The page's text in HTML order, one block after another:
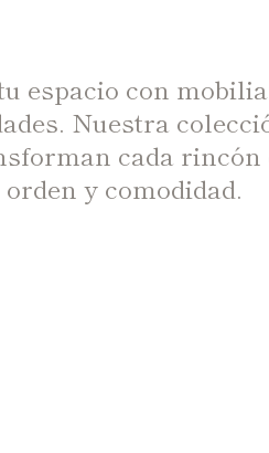
espacio con
Nuestra
cada rincón
y comodidad.